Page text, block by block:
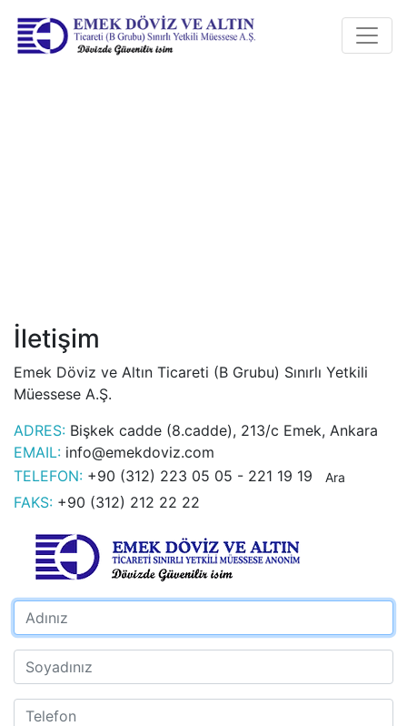
İletişim
Emek Döviz ve Altın Ticareti (B Grubu) Sınırlı Yetkili
Müessese A.Ş.
ADRES: Bişkek cadde (8.cadde), 213/c Emek, Ankara
EMAIL: info@emekdoviz.com
TELEFON: +90 (312) 223 05 05 - 221 19 19 Ara
FAKS: +90 (312) 212 22 22
Adınız
Soyadınız
Telefon